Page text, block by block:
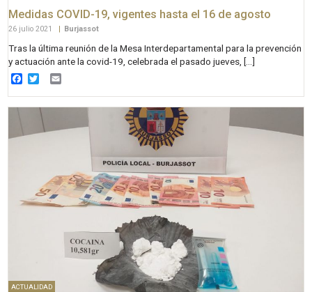
Medidas COVID-19, vigentes hasta el 16 de agosto
26 julio 2021 | Burjassot
Tras la última reunión de la Mesa Interdepartamental para la prevención
y actuación ante la covid-19, celebrada el pasado jueves, […]
Facebook
Twitter
ACTUALIDAD